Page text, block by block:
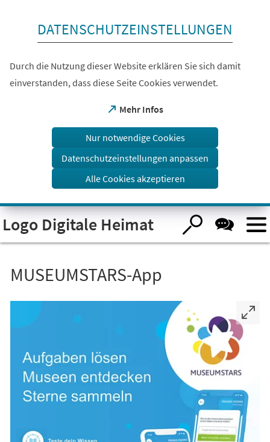
Visuelle
Assistenzsoftware
öffnen.
DATENSCHUTZEINSTELLUNGEN
Durch die Nutzung dieser Website erklären Sie sich damit
einverstanden, dass diese Seite Cookies verwendet.
Mehr Infos
(Öffnet
einem
Tab)
Nur notwendige Cookies
Datenschutzeinstellungen anpassen
Alle Cookies akzeptieren
Logo Digitale Heimat
MUSEUMSTARS-App